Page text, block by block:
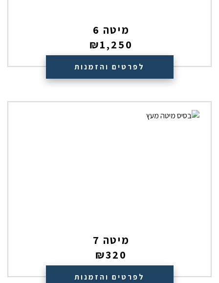
מיטה 6
₪1,250
לפרטים והזמנות
מיטה 7
₪320
לפרטים והזמנות